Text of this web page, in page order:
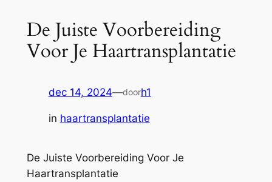
De Juiste Voorbereiding
Voor Je Haartransplantatie
dec 14, 2024—doorh1
in haartransplantatie
De Juiste Voorbereiding Voor Je
Haartransplantatie